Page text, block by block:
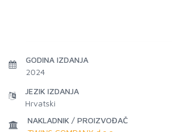
GODINA IZDANJA
2024
JEZIK IZDANJA
Hrvatski
NAKLADNIK / PROIZVOĐAČ